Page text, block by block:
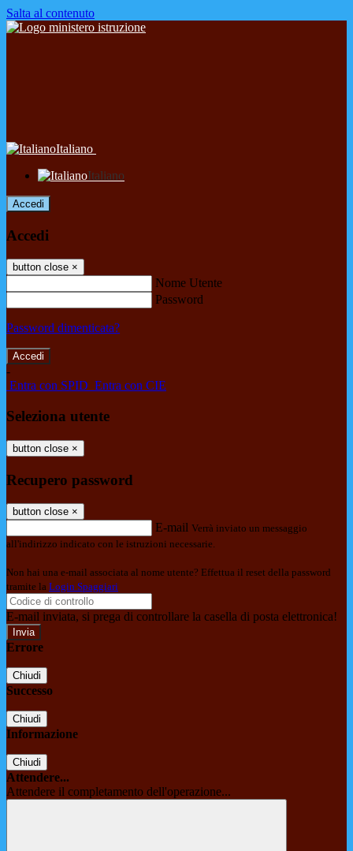
Salta al contenuto
Italiano
Italiano
Accedi
Accedi
button close ×
Nome Utente
Password
Password dimenticata?
-
Entra con SPID Entra con CIE
Seleziona utente
button close ×
Recupero password
button close ×
E-mail Verrà inviato un messaggio
all'indirizzo indicato con le istruzioni necessarie.
Non hai una e-mail associata al nome utente? Effettua il reset della password
tramite la Login Spaggiari
E-mail inviata, si prega di controllare la casella di posta elettronica!
Errore
Chiudi
Successo
Chiudi
Informazione
Chiudi
Attendere...
Attendere il completamento dell'operazione...